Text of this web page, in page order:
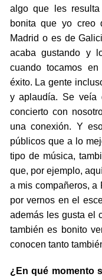
algo que les
bonita que yo
Madrid o es de
acaba gustando y
cuando tocamos
éxito. La gente
y aplaudía. Se veía
concierto con
una conexión. Y
públicos que a lo
tipo de música,
que, por ejemplo,
a mis compañeros, a
por vernos en el
además les gusta el
también es bonito
conocen tanto
¿En qué momento